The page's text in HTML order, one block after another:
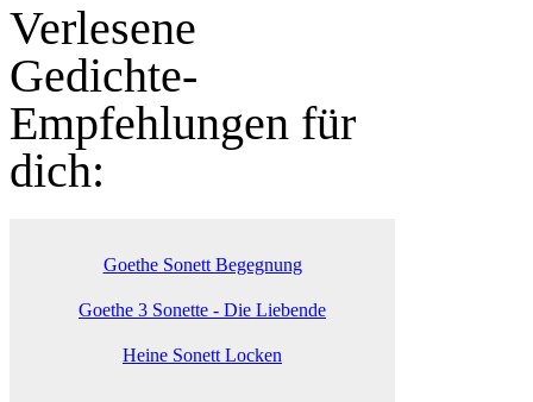
Verlesene
Gedichte-
Empfehlungen für
dich:
Goethe Sonett Begegnung
Goethe 3 Sonette - Die Liebende
Heine Sonett Locken